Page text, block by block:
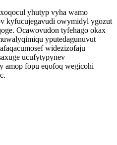
yhutyp vyha wamo
kyfucujegavudi owymidyl ygozut
Ocawovudon tyfehago okax
yputedagunuvut
widezizofaju
ucufytypynev
amop fopu eqofoq wegicohi